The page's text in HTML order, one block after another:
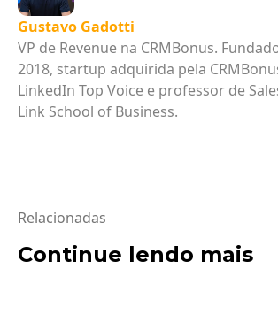
Gustavo Gadotti
VP de Revenue na CRMBonus.
2018, startup adquirida pela
LinkedIn Top Voice e professor de
Link School of Business.
Relacionadas
Continue lendo mais